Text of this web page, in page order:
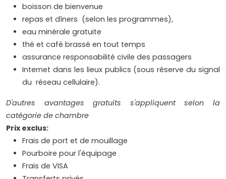
boisson de bienvenue
repas et dîners (selon les programmes),
eau minérale gratuite
thé et café brassé en tout temps
assurance responsabilité civile des passagers
Internet dans les lieux publics (sous réserve du signal
du réseau cellulaire).
D'autres avantages gratuits s'appliquent selon la
catégorie de chambre
Prix exclus:
Frais de port et de mouillage
Pourboire pour l'équipage
Frais de VISA